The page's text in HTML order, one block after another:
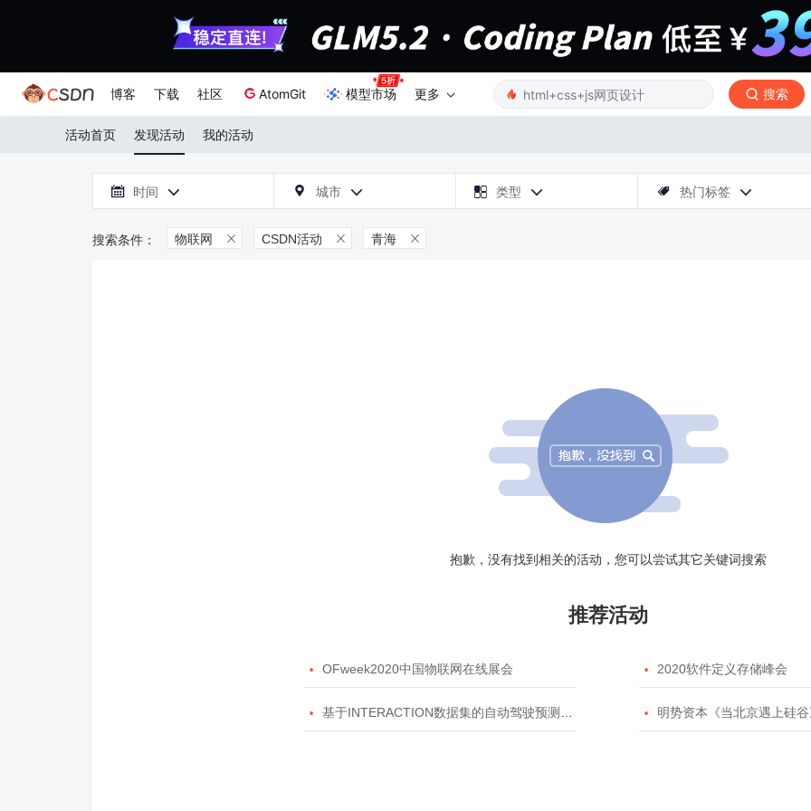
博客 下载 社区 AtomGit 模型市场 更多 搜索
活动首页 发现活动 我的活动
 时间   城市   类型   热门标签 
物联网  CSDN活动  青海 
抱歉，没有找到相关的活动，您可以尝试其它关键词搜索
推荐活动
 OFweek2020中国物联网在线展会  2020软件定义存储峰会
 基于INTERACTION数据集的自动驾驶预测模型挑战赛  明势资本《当北京遇上硅谷》系列